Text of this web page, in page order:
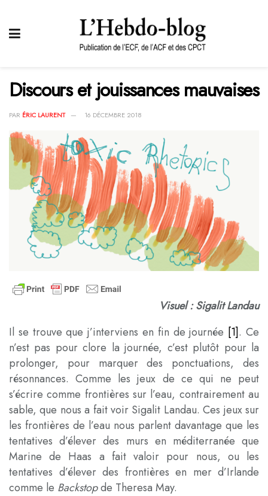
Discours et jouissances mauvaises
PAR ÉRIC LAURENT 16 DÉCEMBRE 2018
Visuel : Sigalit Landau
Il se trouve que j’interviens en fin de journée [1]. Ce
n’est pas pour clore la journée, c’est plutôt pour la
prolonger, pour marquer des ponctuations, des
résonnances. Comme les jeux de ce qui ne peut
s’écrire comme frontières sur l’eau, contrairement au
sable, que nous a fait voir Sigalit Landau. Ces jeux sur
les frontières de l’eau nous parlent davantage que les
tentatives d’élever des murs en méditerranée que
Marine de Haas a fait valoir pour nous, ou les
tentatives d’élever des frontières en mer d’Irlande
comme le Backstopde Theresa May.